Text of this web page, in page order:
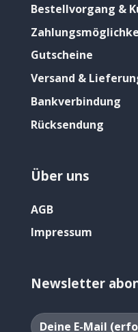
Bestellvorgang &
Gutscheine
Versand &
Bankverbindung
Rücksendung
Über uns
AGB
Impressum
Newsletter